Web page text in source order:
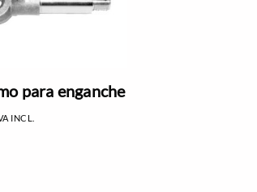
para enganche
INCL.